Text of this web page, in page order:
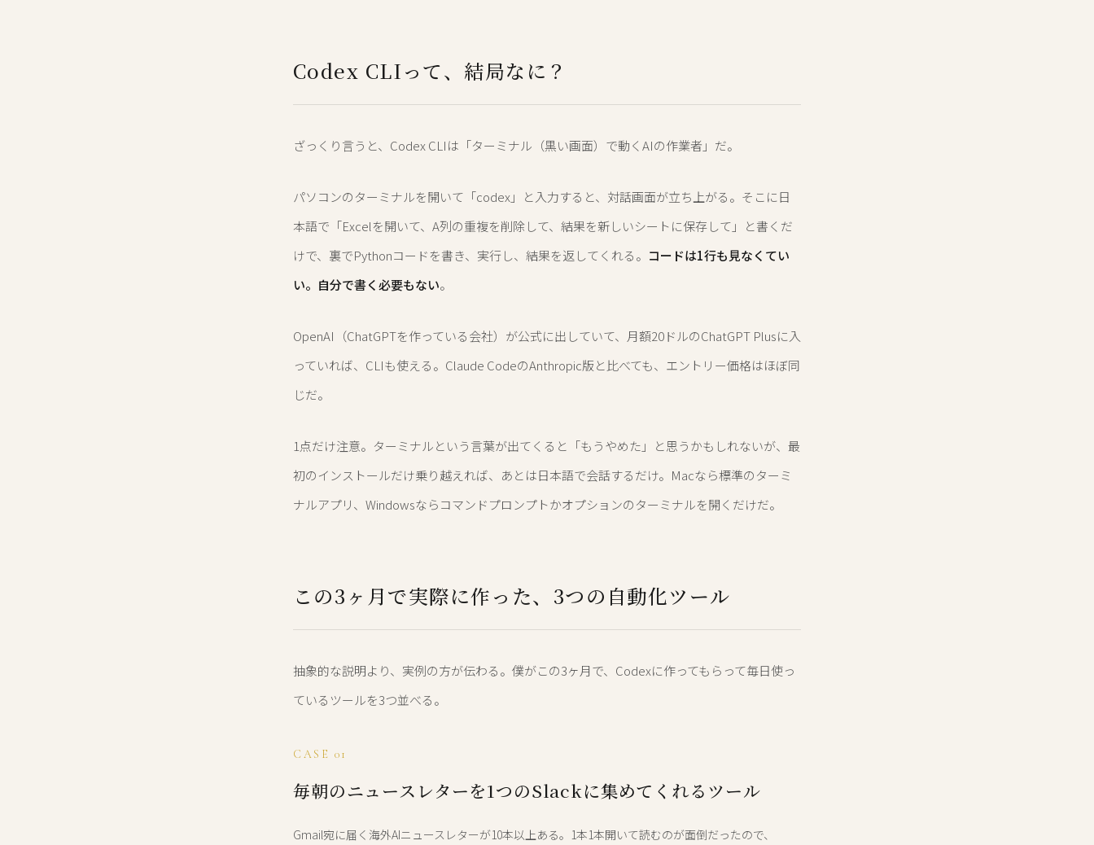
Codex CLIって、結局なに？
ざっくり言うと、Codex CLIは「ターミナル（黒い画面）で動くAIの作業者」だ。
パソコンのターミナルを開いて「codex」と入力すると、対話画面が立ち上がる。そこに日
本語で「Excelを開いて、A列の重複を削除して、結果を新しいシートに保存して」と書くだ
けで、裏でPythonコードを書き、実行し、結果を返してくれる。 コードは1行も見なくてい
い。自分で書く必要もない。
OpenAI（ChatGPTを作っている会社）が公式に出していて、月額20ドルのChatGPT Plusに入
っていれば、CLIも使える。Claude CodeのAnthropic版と比べても、エントリー価格はほぼ同
じだ。
1点だけ注意。ターミナルという言葉が出てくると「もうやめた」と思うかもしれないが、最
初のインストールだけ乗り越えれば、あとは日本語で会話するだけ。Macなら標準のターミ
ナルアプリ、Windowsならコマンドプロンプトかオプションのターミナルを開くだけだ。
この3ヶ月で実際に作った、3つの自動化ツール
抽象的な説明より、実例の方が伝わる。僕がこの3ヶ月で、Codexに作ってもらって毎日使っ
ているツールを3つ並べる。
CASE 01
毎朝のニュースレターを1つのSlackに集めてくれるツール
Gmail宛に届く海外AIニュースレターが10本以上ある。1本1本開いて読むのが面倒だったので、